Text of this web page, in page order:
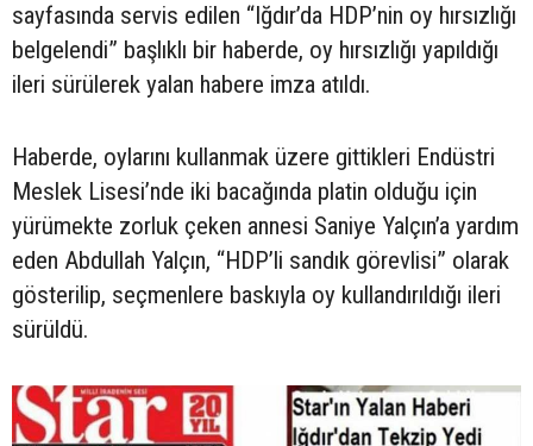
sayfasında servis edilen “Iğdır’da HDP’nin oy hırsızlığı
belgelendi” başlıklı bir haberde, oy hırsızlığı yapıldığı
ileri sürülerek yalan habere imza atıldı.
Haberde, oylarını kullanmak üzere gittikleri Endüstri
Meslek Lisesi’nde iki bacağında platin olduğu için
yürümekte zorluk çeken annesi Saniye Yalçın’a yardım
eden Abdullah Yalçın, “HDP’li sandık görevlisi” olarak
gösterilip, seçmenlere baskıyla oy kullandırıldığı ileri
sürüldü.